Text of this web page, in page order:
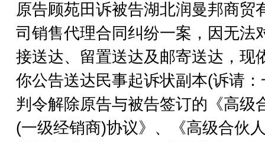
原告顾苑田诉被告湖北润曼邦商贸
司销售代理合同纠纷一案，因无法
接送达、留置送达及邮寄送达，现
你公告送达民事起诉状副本(诉请：
判令解除原告与被告签订的《高级
(一级经销商)协议》、《高级合伙